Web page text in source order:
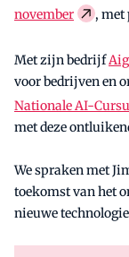
november
, met
Met zijn bedrijf
voor bedrijven en
Nationale AI-
met deze
We spraken met
toekomst van het
nieuwe